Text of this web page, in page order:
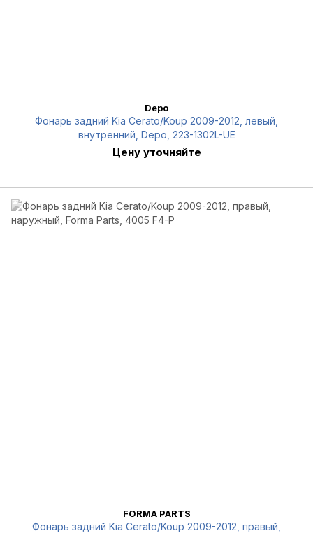
Depo
Фонарь задний Kia Cerato/Koup 2009-2012, левый,
внутренний, Depo, 223-1302L-UE
Цену уточняйте
FORMA PARTS
Фонарь задний Kia Cerato/Koup 2009-2012, правый,